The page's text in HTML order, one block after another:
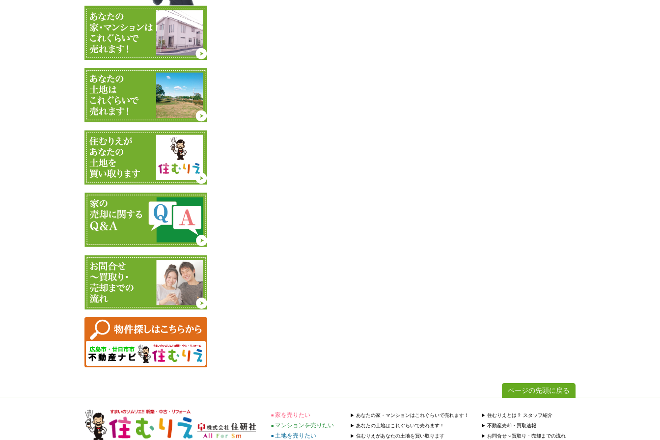
ページの先頭に戻る
家を売りたい
マンションを売りたい
土地を売りたい
あなたの家・マンションはこれぐらいで売れます！
あなたの土地はこれぐらいで売れます！
住むりえがあなたの土地を買い取ります
住むりえとは？ スタッフ紹介
不動産売却・買取速報
お問合せ～買取り・売却までの流れ